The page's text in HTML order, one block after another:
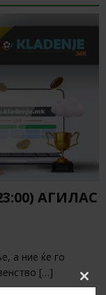
АГИЛАС
а ние ќе го
[…]